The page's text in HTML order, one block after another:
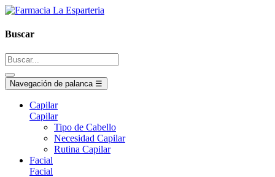
Buscar
Navegación de palanca ☰
Capilar
Capilar
Tipo de Cabello
Necesidad Capilar
Rutina Capilar
Facial
Facial